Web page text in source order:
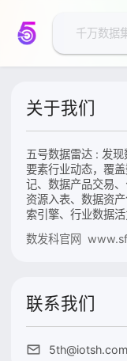
关于我们
五号数据雷达 : 发
要素行业动态，覆
记、数据产品交易
资源入表、数据资
索引擎、行业数据活
数发科官网
联系我们